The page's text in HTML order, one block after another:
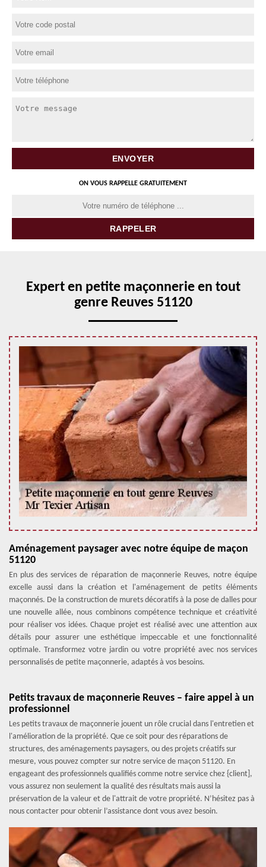
ON VOUS RAPPELLE GRATUITEMENT
Expert en petite maçonnerie en tout
genre Reuves 51120
Aménagement paysager avec notre équipe de maçon
51120
En plus des services de réparation de maçonnerie Reuves, notre équipe
excelle aussi dans la création et l'aménagement de petits éléments
maçonnés. De la construction de murets décoratifs à la pose de dalles pour
une nouvelle allée, nous combinons compétence technique et créativité
pour réaliser vos idées. Chaque projet est réalisé avec une attention aux
détails pour assurer une esthétique impeccable et une fonctionnalité
optimale. Transformez votre jardin ou votre propriété avec nos services
personnalisés de petite maçonnerie, adaptés à vos besoins.
Petits travaux de maçonnerie Reuves – faire appel à un
professionnel
Les petits travaux de maçonnerie jouent un rôle crucial dans l'entretien et
l'amélioration de la propriété. Que ce soit pour des réparations de
structures, des aménagements paysagers, ou des projets créatifs sur
mesure, vous pouvez compter sur notre service de maçon 51120. En
engageant des professionnels qualifiés comme notre service chez {client],
vous assurez non seulement la qualité des résultats mais aussi la
préservation de la valeur et de l'attrait de votre propriété. N’hésitez pas à
nous contacter pour obtenir l’assistance dont vous avez besoin.